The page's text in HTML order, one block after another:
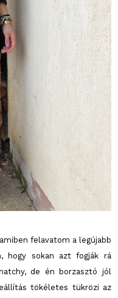
felavatom a legújabb
hogy sokan azt fogják rá
de én borzasztó jól
tökéletes tükrözi az